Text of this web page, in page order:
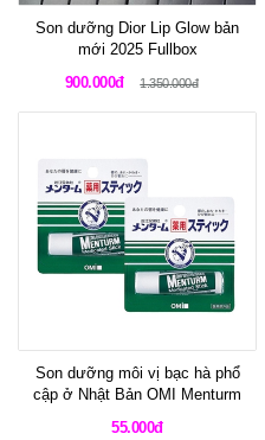
Son dưỡng Dior Lip Glow bản
mới 2025 Fullbox
900.000đ
1.350.000đ
Son dưỡng môi vị bạc hà phổ
cập ở Nhật Bản OMI Menturm
55.000đ